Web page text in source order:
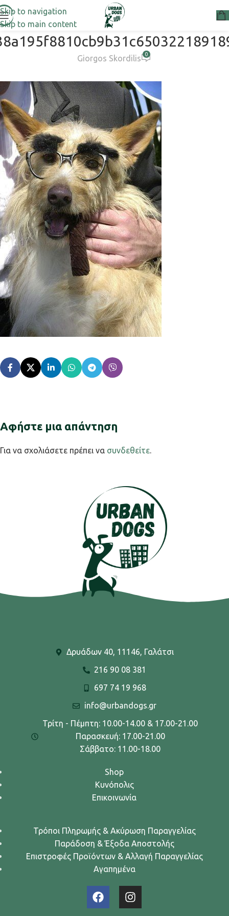
Skip to navigation
Skip to main content
Giorgos Skordilis 0
Αφήστε μια απάντηση
Για να σχολιάσετε πρέπει να συνδεθείτε.
Δρυάδων 40, 11146, Γαλάτσι
216 90 08 381
697 74 19 968
info@urbandogs.gr
Τρίτη - Πέμπτη: 10.00-14.00 & 17.00-21.00
Παρασκευή: 17.00-21.00
Σάββατο: 11.00-18.00
Shop
Κυνόπολις
Επικοινωνία
Τρόποι Πληρωμής & Ακύρωση Παραγγελίας
Παράδοση & Έξοδα Αποστολής
Επιστροφές Προϊόντων & Αλλαγή Παραγγελίας
Αγαπημένα